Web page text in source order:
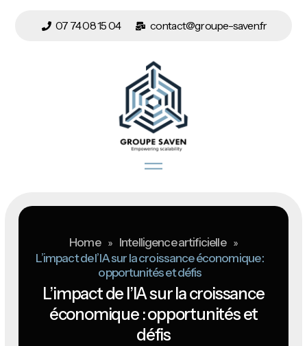
07 74 08 15 04 contact@groupe-saven.fr
Home » Intelligence artificielle »
L’impact de l’IA sur la croissance économique :
opportunités et défis
L’impact de l’IA sur la croissance
économique : opportunités et
défis